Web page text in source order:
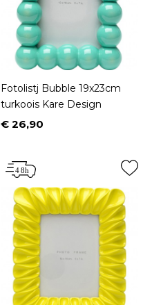
Fotolistj Bubble 19x23cm
turkoois Kare Design
Prijs
€ 26,90